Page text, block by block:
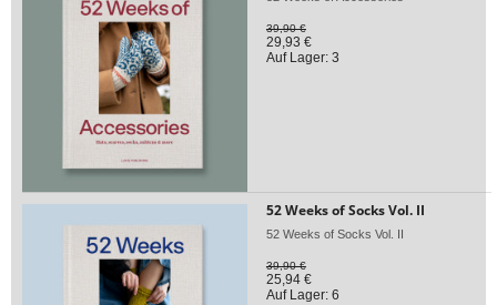
39,90 €
29,93 €
Auf Lager: 3
52 Weeks of Socks Vol. II
52 Weeks of Socks Vol. II
39,90 €
25,94 €
Auf Lager: 6